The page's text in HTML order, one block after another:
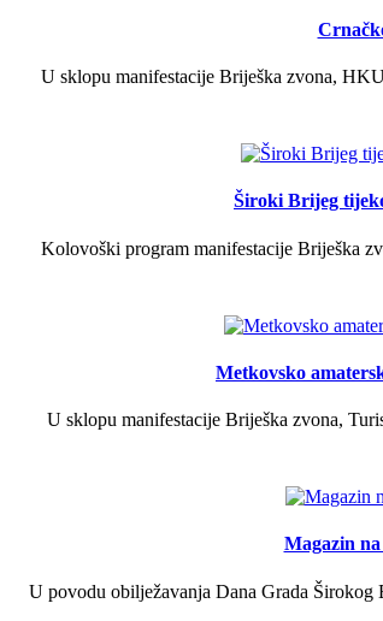
U sklopu manifestacije Briješka zvona,
Široki Brijeg
Kolovoški program manifestacije Briješka
Metkovsko
U sklopu manifestacije Briješka zvona,
Magazin
U povodu obilježavanja Dana Grada